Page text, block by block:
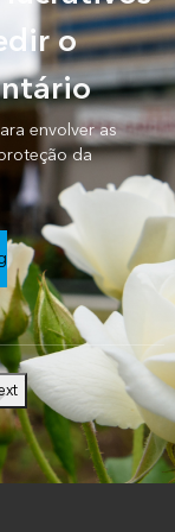
o
envolver as
da